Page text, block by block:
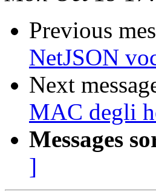
Previous
NetJSON
Next
MAC degli
Messages
]